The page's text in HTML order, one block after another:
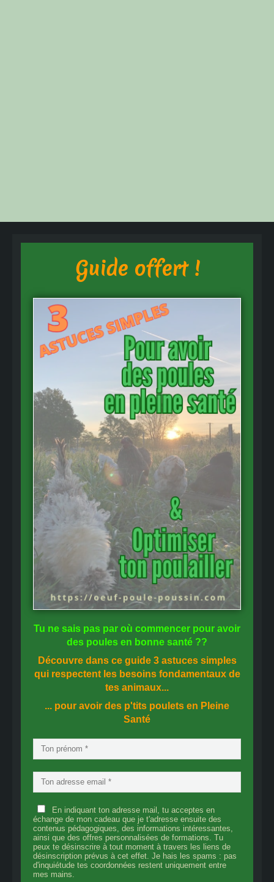
Guide offert !
Tu ne sais pas par où commencer pour avoir
des poules en bonne santé ??
Découvre dans ce guide 3 astuces simples
qui respectent les besoins fondamentaux de
tes animaux...
... pour avoir des p'tits poulets en Pleine
Santé
En indiquant ton adresse mail, tu acceptes en
échange de mon cadeau que je t'adresse ensuite des
contenus pédagogiques, des informations intéressantes,
ainsi que des offres personnalisées de formations. Tu
peux te désinscrire à tout moment à travers les liens de
désinscription prévus à cet effet. Je hais les spams : pas
d'inquiétude tes coordonnées restent uniquement entre
mes mains.